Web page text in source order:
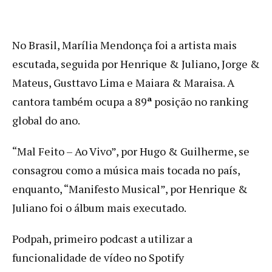
No Brasil, Marília Mendonça foi a artista mais
escutada, seguida por Henrique & Juliano, Jorge &
Mateus, Gusttavo Lima e Maiara & Maraisa. A
cantora também ocupa a 89ª posição no ranking
global do ano.
“Mal Feito – Ao Vivo”, por Hugo & Guilherme, se
consagrou como a música mais tocada no país,
enquanto, “Manifesto Musical”, por Henrique &
Juliano foi o álbum mais executado.
Podpah, primeiro podcast a utilizar a
funcionalidade de vídeo no Spotify